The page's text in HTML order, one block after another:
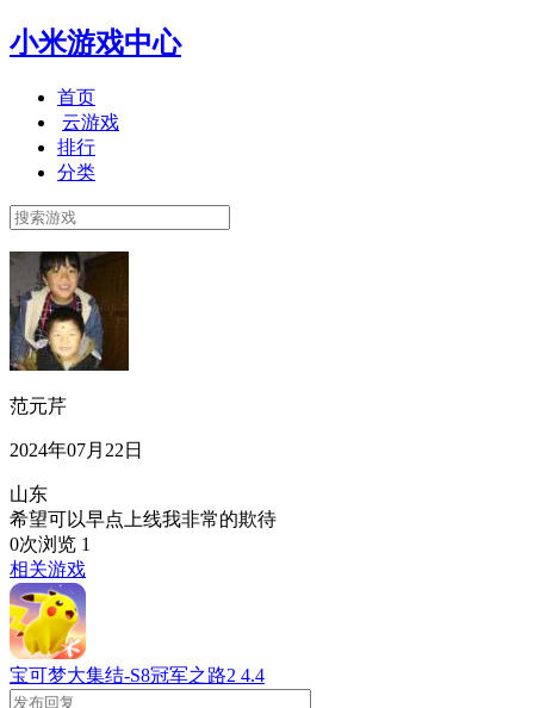
小米游戏中心
首页
云游戏
排行
分类
范元芹
2024年07月22日
山东
希望可以早点上线我非常的欺待
0次浏览 1
相关游戏
宝可梦大集结-S8冠军之路2 4.4